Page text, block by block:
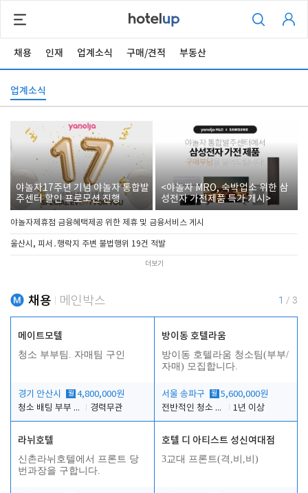
채용 인재 업계소식 구매/견적 부동산
업계소식
야놀자17주년 기념 야놀자 통합발
주센터 할인 프로모션 진행
<야놀자 MRO, 숙박업소 위한 삼
성전자 가전제품 특가 개시>
야놀자제휴점 금융혜택제공 위한 제휴 및 금융서비스 게시
울산시, 피서․행락지 주변 불법행위 19건 적발
더보기
채용 메인박스 1 / 3
메이트모텔
청소 부부팀. 자매팀 구인
경기 안산시 월 4,800,000원
청소 배팅 부부 구합니다
경력무관
방이동 호텔라움
방이동 호텔라움 청소팀(부부/
자매) 모집합니다.
서울 송파구 월 5,600,000원
전반적인 청소 업무(객실청소.객실정리)
1년 이상
라뉘호텔
신촌라뉘호텔에서 프론트 당
번과장을 구합니다.
호텔 디 아티스트 성신여대점
3교대 프론트(격,비,비)